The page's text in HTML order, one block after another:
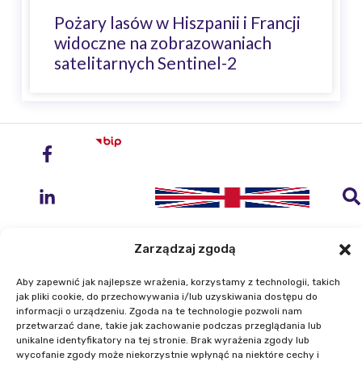
Zarządzaj zgodą
Aby zapewnić jak najlepsze wrażenia, korzystamy z technologii, takich
jak pliki cookie, do przechowywania i/lub uzyskiwania dostępu do
informacji o urządzeniu. Zgoda na te technologie pozwoli nam
przetwarzać dane, takie jak zachowanie podczas przeglądania lub
unikalne identyfikatory na tej stronie. Brak wyrażenia zgody lub
wycofanie zgody może niekorzystnie wpłynąć na niektóre cechy i
Pożary lasów w Hiszpanii i Francji
widoczne na zobrazowaniach
satelitarnych Sentinel-2
Instytut Geodezji i Kartografii
ul. Zygmunta Modzelewskiego 27
02-679 Warszawa